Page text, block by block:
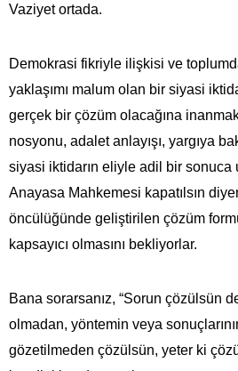
Vaziyet ortada.
Demokrasi fikriyle ilişkisi ve
yaklaşımı malum olan bir siyasi
gerçek bir çözüm olacağına
nosyonu, adalet anlayışı, yargıya
siyasi iktidarın eliyle adil bir sonuca
Anayasa Mahkemesi kapatılsın
öncülüğünde geliştirilen çözüm
kapsayıcı olmasını bekliyorlar.
Bana sorarsanız, “Sorun çözülsün
olmadan, yöntemin veya
gözetilmeden çözülsün, yeter ki